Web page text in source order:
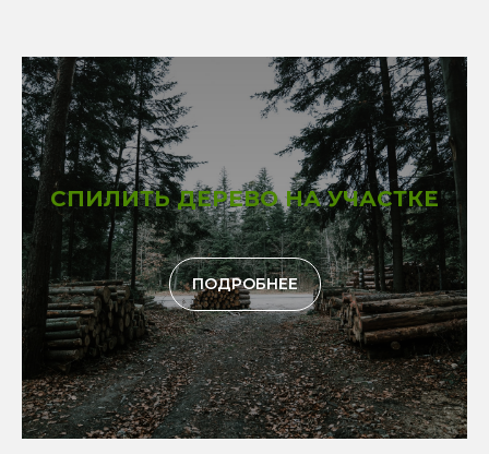
СПИЛИТЬ ДЕРЕВО НА УЧАСТКЕ
ПОДРОБНЕЕ